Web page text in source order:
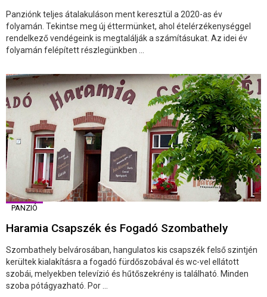
Panziónk teljes átalakuláson ment keresztül a 2020-as év
folyamán. Tekintse meg új éttermünket, ahol ételérzékenységgel
rendelkező vendégeink is megtalálják a számításukat. Az idei év
folyamán felépített részlegünkben ...
PANZIÓ
Haramia Csapszék és Fogadó Szombathely
Szombathely belvárosában, hangulatos kis csapszék felső szintjén
kerültek kialakításra a fogadó fürdőszobával és wc-vel ellátott
szobái, melyekben televízió és hűtőszekrény is található. Minden
szoba pótágyazható. Por ...